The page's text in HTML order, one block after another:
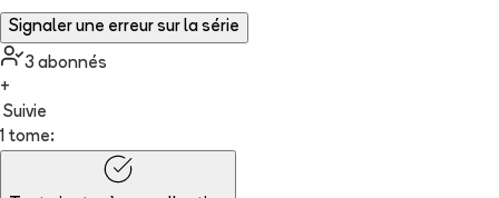
Signaler une erreur sur la série
3 abonnés
+
Suivie
1 tome: